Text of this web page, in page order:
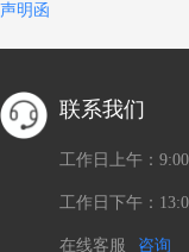
声明函
联系我们
工作日上午：
工作日下午：
在线客服 咨询